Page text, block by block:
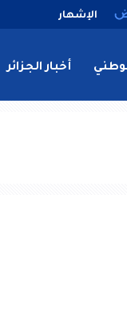
الإشهار
أخبار الجزائر